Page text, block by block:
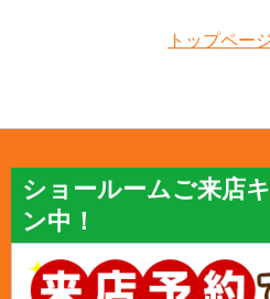
トップペー
ショールームご来店
ン中！